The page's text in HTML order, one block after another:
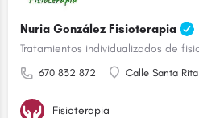
Nuria González Fisioterapia
670 832 872 Calle Santa Rita
Fisioterapia